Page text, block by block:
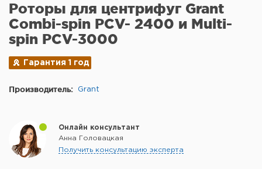
Роторы для центрифуг Grant
Combi-spin PCV- 2400 и Multi-
spin PCV-3000
Гарантия 1 год
Производитель: Grant
Онлайн консультант
Анна Головацкая
Получить консультацию эксперта